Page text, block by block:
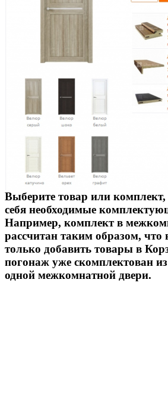
Выберите товар или
себя необходимые
Например, комплект в
рассчитан таким образом, что
только добавить товары в
погонаж уже скомплектован
одной межкомнатной двери.